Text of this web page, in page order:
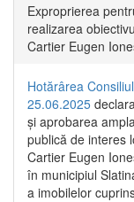
Exproprierea
realizarea
Cartier Eugen
Hotărârea
25.06.2025
și aprobarea
publică de interes
Cartier Eugen
în municipiul
a imobilelor